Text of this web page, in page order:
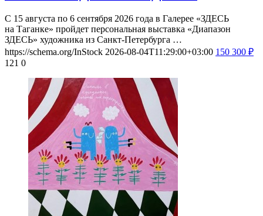
С 15 августа по 6 сентября 2026 года в Галерее «ЗДЕСЬ
на Таганке» пройдет персональная выставка «Диапазон
ЗДЕСЬ» художника из Санкт-Петербурга …
https://schema.org/InStock 2026-08-04T11:29:00+03:00 150 300 ₽
121 0